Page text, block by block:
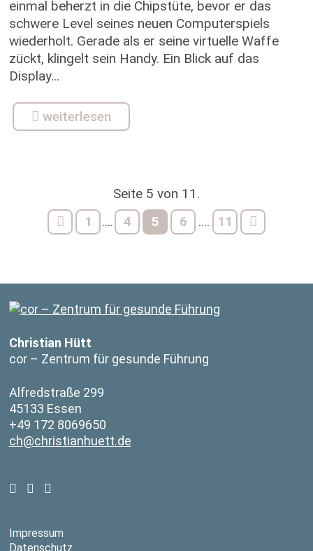
einmal beherzt in die Chipstüte, bevor er das
schwere Level seines neuen Computerspiels
wiederholt. Gerade als er seine virtuelle Waffe
zückt, klingelt sein Handy. Ein Blick auf das
Display...
weiterlesen
Seite 5 von 11.
1
.... 4 5 6 .... 11
Christian Hütt
cor – Zentrum für gesunde Führung
Alfredstraße 299
45133 Essen
+49 172 8069650
ch@christianhuett.de
Impressum
Datenschutz